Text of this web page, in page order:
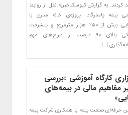
کردند. به گزارش کیوسک‌خبربه نقل از روابط
بیمه پاسارگاد: پروژه‌ی خانه مدرن با
زیربنایی بیش از ۲۵۰ هزار مترمربع و پیشرفت
فیزیکی بالای ۹۰ درصد، از طرح‌های مهم
[…]
کارگاه آموزشی «بررسی
مفاهیم مالی در بیمه‌های
حرفه‌ای صنعت بیمه با همکاری شرکت بیمه